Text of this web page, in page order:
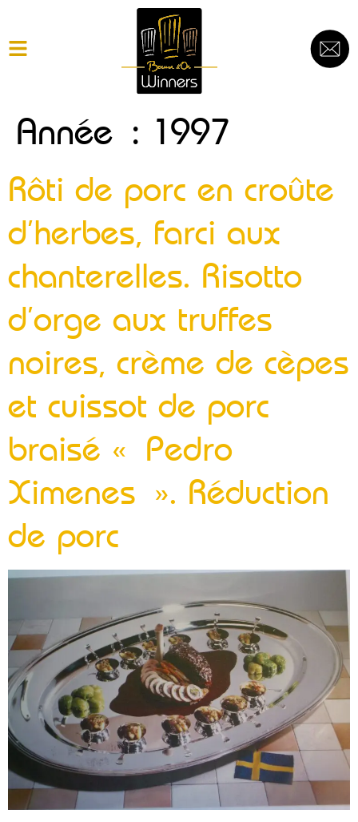
Année : 1997
Rôti de porc en croûte
d’herbes, farci aux
chanterelles. Risotto
d’orge aux truffes
noires, crème de cèpes
et cuissot de porc
braisé « Pedro
Ximenes ». Réduction
de porc